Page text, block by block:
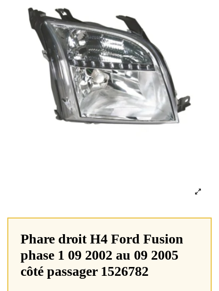
Phare droit H4 Ford Fusion
phase 1 09 2002 au 09 2005
côté passager 1526782